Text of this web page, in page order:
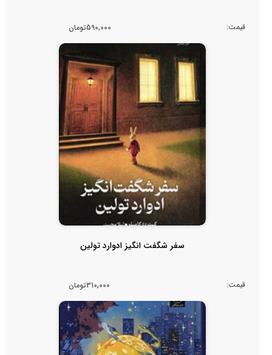
قیمت: 590,000تومان
سفر شگفت انگیز ادوارد تولین
قیمت: 310,000تومان